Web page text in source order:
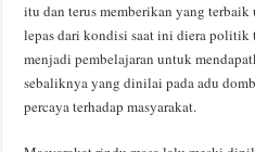
itu dan terus memberikan yang
lepas dari kondisi saat ini diera politik
menjadi pembelajaran untuk
sebaliknya yang dinilai pada adu
percaya terhadap masyarakat.